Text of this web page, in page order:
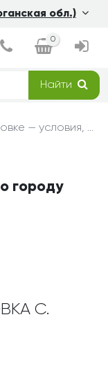
обл.)
0
Найти
Доставка цветов в Иковке — условия, сроки и стоимость | Grand-Flora
городу
С.